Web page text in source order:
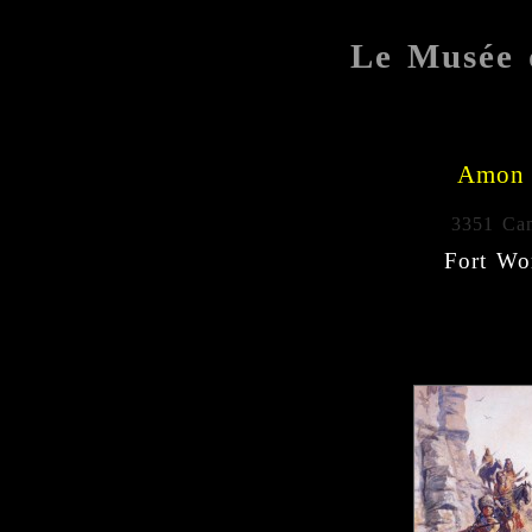
Le Musée
Amon
3351
Fort